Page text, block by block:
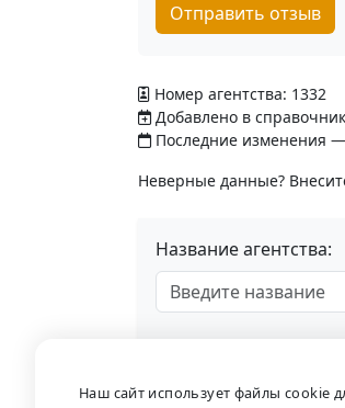
Отправить отзыв
Номер агентства: 1332
Добавлено в
Последние изменения —
Неверные данные?
Название агентства:
Наш сайт использует файлы cookie